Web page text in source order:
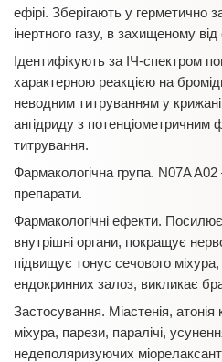
ефірі. Зберігають у герметично
інертного газу, в захищеному від
Ідентифікують за ІЧ-спектром
характерною реакцією на
неводним титруванням у
ангідриду з потенціометричним
титрування.
Фармакологічна група. N07A
препарати.
Фармакологічні ефекти. Посилює
внутрішні органи, покращує
підвищує тонус сечового
ендокринних залоз, викликає
Застосування. Міастенія,
міхура, парези, паралічі,
недеполяризуючих